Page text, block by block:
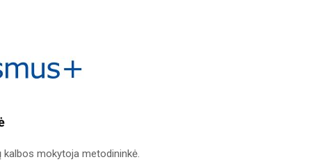
kalbos mokytoja metodininkė.